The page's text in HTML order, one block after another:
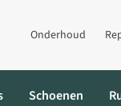
Onderhoud
Schoenen